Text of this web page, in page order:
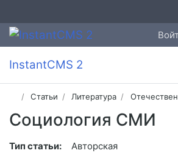
InstantCMS 2
Статьи Литература
Социология СМИ
Тип статьи: Авторская